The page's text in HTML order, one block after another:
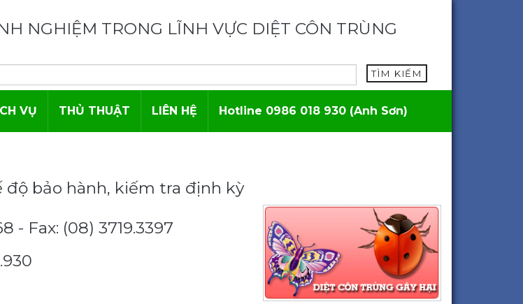
NGHIỆM TRONG LĨNH VỰC DIỆT CÔN TRÙNG
TÌM KIẾM
VỤ THỦ THUẬT LIÊN HỆ Hotline 0986 018 930 (Anh Sơn)
bảo hành, kiếm tra định kỳ
- Fax: (08) 3719.3397